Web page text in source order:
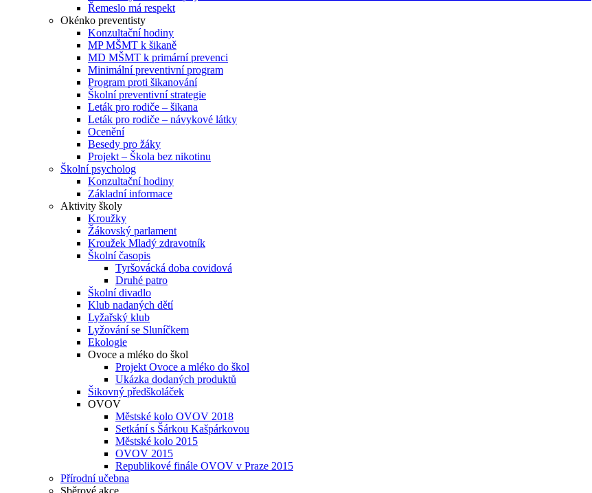
Řemeslo má respekt
Okénko preventisty
Konzultační hodiny
MP MŠMT k šikaně
MD MŠMT k primární prevenci
Minimální preventivní program
Program proti šikanování
Školní preventivní strategie
Leták pro rodiče – šikana
Leták pro rodiče – návykové látky
Ocenění
Besedy pro žáky
Projekt – Škola bez nikotinu
Školní psycholog
Konzultační hodiny
Základní informace
Aktivity školy
Kroužky
Žákovský parlament
Kroužek Mladý zdravotník
Školní časopis
Tyršovácká doba covidová
Druhé patro
Školní divadlo
Klub nadaných dětí
Lyžařský klub
Lyžování se Sluníčkem
Ekologie
Ovoce a mléko do škol
Projekt Ovoce a mléko do škol
Ukázka dodaných produktů
Šikovný předškoláček
OVOV
Městské kolo OVOV 2018
Setkání s Šárkou Kašpárkovou
Městské kolo 2015
OVOV 2015
Republikové finále OVOV v Praze 2015
Přírodní učebna
Sběrové akce